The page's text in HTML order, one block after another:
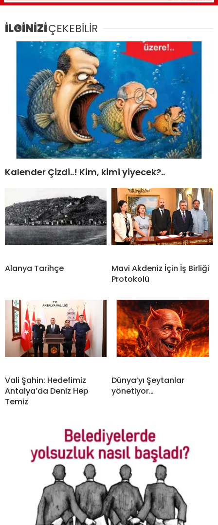
İLGİNİZİÇEKEBİLİR
Kalender Çizdi..! Kim, kimi yiyecek?..
Alanya Tarihçe
Mavi Akdeniz İçin İş Birliği
Protokolü
Vali Şahin: Hedefimiz
Antalya’da Deniz Hep
Temiz
Dünya’yı Şeytanlar
yönetiyor…